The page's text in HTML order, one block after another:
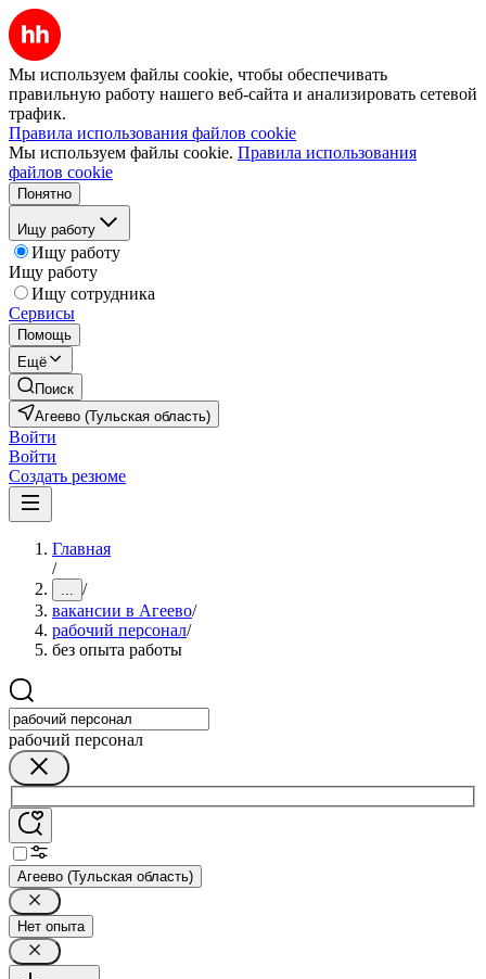
Мы используем файлы cookie, чтобы обеспечивать
правильную работу нашего веб-сайта и анализировать сетевой
трафик.
Правила использования файлов cookie
Мы используем файлы cookie. Правила использования
файлов cookie
Понятно
Ищу работу
Ищу работу
Ищу работу
Ищу сотрудника
Сервисы
Помощь
Ещё
Поиск
Агеево (Тульская область)
Войти
Войти
Создать резюме
Главная
/
... /
вакансии в Агеево/
рабочий персонал/
без опыта работы
рабочий персонал
Агеево (Тульская область)
Нет опыта